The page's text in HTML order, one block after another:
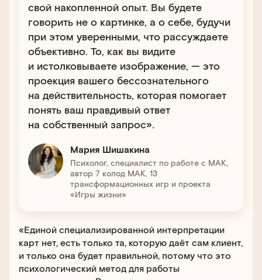
свой накопленной опыт. Вы будете
говорить не о картинке, а о себе, будучи
при этом уверенными, что рассуждаете
объективно. То, как вы видите
и истолковываете изображение, — это
проекция вашего бессознательного
на действительность, которая помогает
понять ваш правдивый ответ
на собственный запрос».
Мария Шишакина
Психолог, специалист по работе с МАК,
автор 7 колод МАК, 13
трансформационных игр и проекта
«Игры жизни»
«Единой специализированной интерпретации
карт нет, есть только та, которую даёт сам клиент,
и только она будет правильной, потому что это
психологический метод для работы